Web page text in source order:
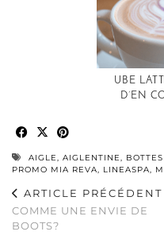
UBE
D’EN
AIGLE, AIGLENTINE,
PROMO MIA REVA, LINEASPA,
ARTICLE PRÉCÉDENT
COMME UNE ENVIE DE
BOOTS?